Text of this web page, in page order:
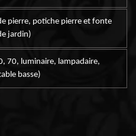
pierre, potiche pierre et fonte
jardin)
70, luminaire, lampadaire,
basse)